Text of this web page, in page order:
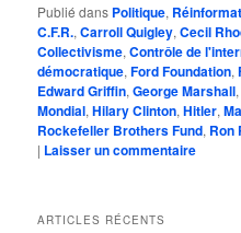
Publié dans Politique,
C.F.R.,Carroll Quigley,Cecil
Collectivisme,Contrôle de
démocratique,Ford Foundation,
Edward Griffin,George Marshall
Mondial,Hilary Clinton,Hitler,
Rockefeller Brothers Fund, Ron
| Laisser un commentaire
ARTICLES RÉCENTS